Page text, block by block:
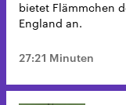
bietet Flämmchen
England an.
27:21 Minuten